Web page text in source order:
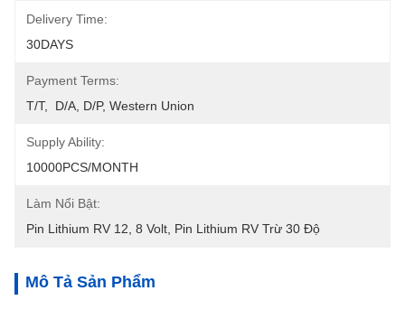
Delivery Time:
30DAYS
Payment Terms:
T/T,  D/A, D/P, Western Union
Supply Ability:
10000PCS/MONTH
Làm Nổi Bật:
Pin Lithium RV 12 8 Volt Pin Lithium RV Trừ 30 Độ
Mô Tả Sản Phẩm